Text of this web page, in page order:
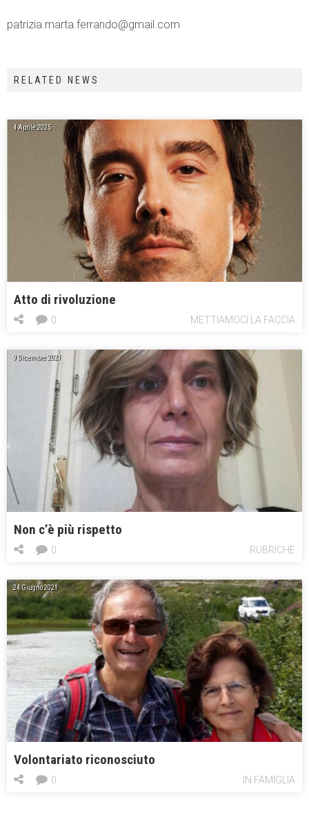
patrizia.marta.ferrando@gmail.com
RELATED NEWS
4 Aprile 2025
Atto di rivoluzione
METTIAMOCI LA FACCIA
0
9 Dicembre 2021
Non c’è più rispetto
RUBRICHE
0
24 Giugno 2021
Volontariato riconosciuto
IN FAMIGLIA
0